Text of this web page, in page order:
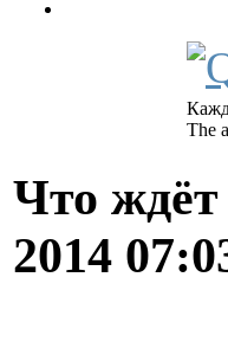
The
Что ждёт
2014